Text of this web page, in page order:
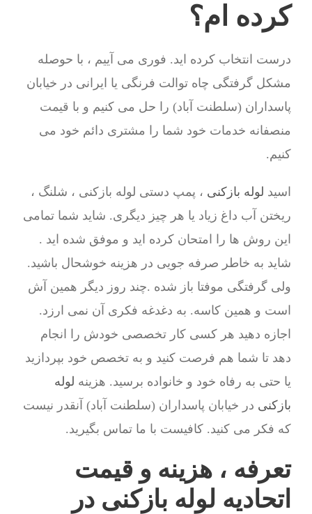
کرده ام؟
درست انتخاب کرده اید. فوری می آییم ، با حوصله
مشکل گرفتگی چاه توالت فرنگی یا ایرانی در خیابان
پاسداران (سلطنت آباد) را حل می کنیم و با قیمت
منصفانه خدمات خود شما را مشتری دائم خود می
کنیم.
اسید لوله بازکنی ، پمپ دستی لوله بازکنی ، شلنگ ،
ریختن آب داغ زیاد یا هر چیز دیگری. شاید شما تمامی
این روش ها را امتحان کرده اید و موفق شده اید .
شاید به خاطر صرفه جویی در هزینه خوشحال باشید.
ولی گرفتگی موفتا باز شده .چند روز دیگر همین آش
است و همین کاسه. به دغدغه فکری آن نمی ارزد.
اجازه دهید هر کسی کار تخصصی خودش را انجام
دهد تا شما هم فرصت کنید و به تخصص خود بپردازید
یا حتی به رفاه خود و خانواده برسید. هزینه لوله
بازکنی در خیابان پاسداران (سلطنت آباد) آنقدر نیست
که فکر می کنید. کافیست با ما تماس بگیرید.
تعرفه ، هزینه و قیمت
اتحادیه لوله بازکنی در